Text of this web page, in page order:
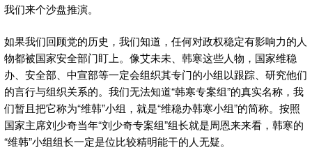
我们来个沙盘推演。
如果我们回顾党的历史，我们知道，任何对政权稳定有影响力的人
物都被国家安全部门盯上。像艾未未、韩寒这些人物，国家维稳
办、安全部、中宣部等一定会组织其专门的小组以跟踪、研究他们
的言行与组织关系的。我们无法知道“韩寒专案组”的真实名称，我
们暂且把它称为“维韩”小组，就是“维稳办韩寒小组”的简称。按照
国家主席刘少奇当年“刘少奇专案组”组长就是周恩来来看，韩寒的
“维韩”小组组长一定是位比较精明能干的人无疑。